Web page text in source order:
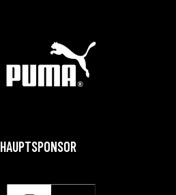
HAUPTSPONSOR